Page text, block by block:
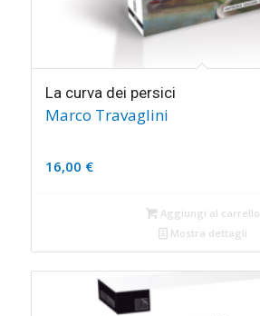
La curva dei persici
Marco Travaglini
16,00 €
Aggiungi al carrello
Mostra dettagli